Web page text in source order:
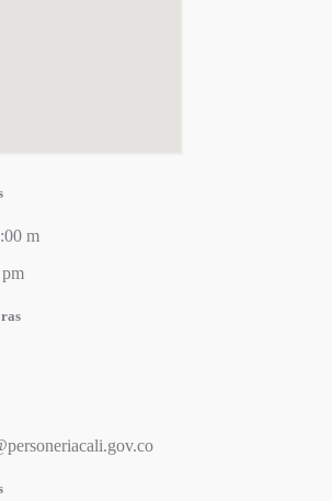
m